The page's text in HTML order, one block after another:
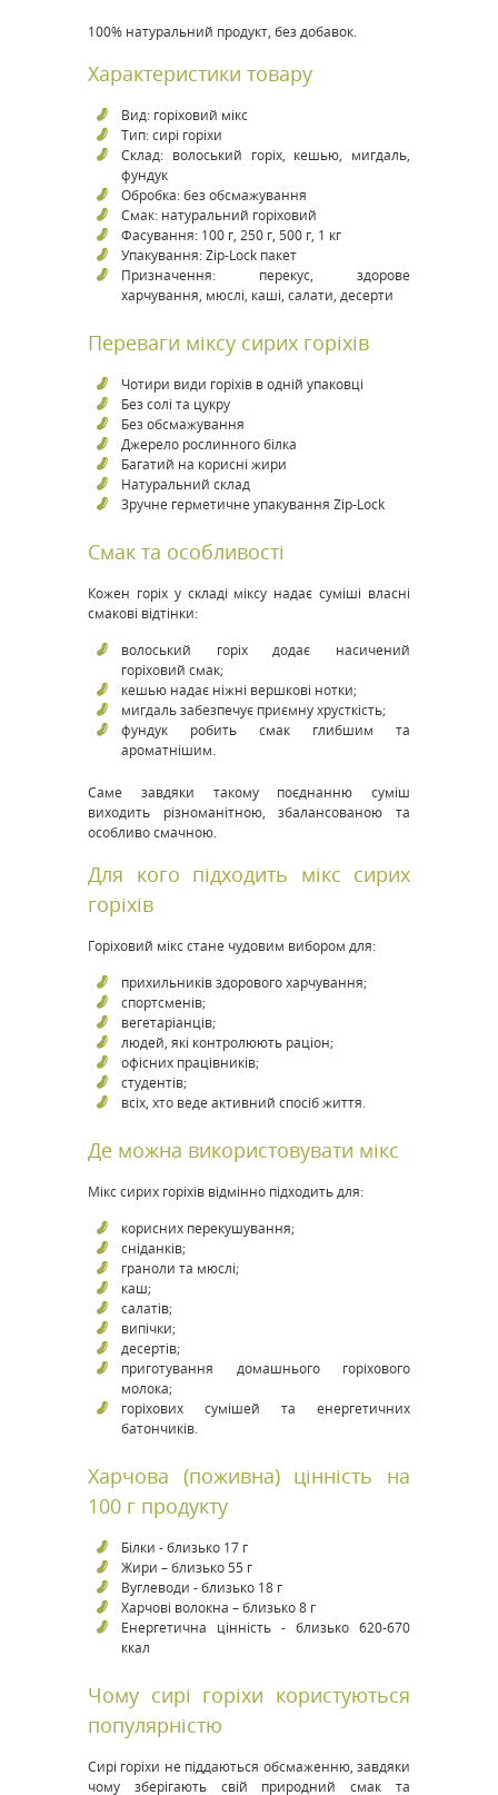
100% натуральний продукт, без добавок.
Характеристики товару
Вид: горіховий мікс
Тип: сирі горіхи
Склад: волоський горіх, кешью, мигдаль,
фундук
Обробка: без обсмажування
Смак: натуральний горіховий
Фасування: 100 г, 250 г, 500 г, 1 кг
Упакування: Zip-Lock пакет
Призначення: перекус, здорове
харчування, мюслі, каші, салати, десерти
Переваги міксу сирих горіхів
Чотири види горіхів в одній упаковці
Без солі та цукру
Без обсмажування
Джерело рослинного білка
Багатий на корисні жири
Натуральний склад
Зручне герметичне упакування Zip-Lock
Смак та особливості
Кожен горіх у складі міксу надає суміші власні
смакові відтінки:
волоський горіх додає насичений
горіховий смак;
кешью надає ніжні вершкові нотки;
мигдаль забезпечує приємну хрусткість;
фундук робить смак глибшим та
ароматнішим.
Саме завдяки такому поєднанню суміш
виходить різноманітною, збалансованою та
особливо смачною.
Для кого підходить мікс сирих
горіхів
Горіховий мікс стане чудовим вибором для:
прихильників здорового харчування;
спортсменів;
вегетаріанців;
людей, які контролюють раціон;
офісних працівників;
студентів;
всіх, хто веде активний спосіб життя.
Де можна використовувати мікс
Мікс сирих горіхів відмінно підходить для:
корисних перекушування;
сніданків;
граноли та мюслі;
каш;
салатів;
випічки;
десертів;
приготування домашнього горіхового
молока;
горіхових сумішей та енергетичних
батончиків.
Харчова (поживна) цінність на
100 г продукту
Білки - близько 17 г
Жири – близько 55 г
Вуглеводи - близько 18 г
Харчові волокна – близько 8 г
Енергетична цінність - близько 620-670
ккал
Чому сирі горіхи користуються
популярністю
Сирі горіхи не піддаються обсмаженню, завдяки
чому зберігають свій природний смак та